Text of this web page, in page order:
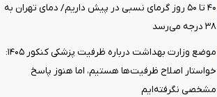
۴۰ تا ۵۰ روز گرمای نسبی در پیش داریم/ دمای تهران به
۳۸ درجه می‌رسد
موضع وزارت بهداشت درباره ظرفیت پزشکی کنکور ۱۴۰۵:
خواستار اصلاح ظرفیت‌ها هستیم، اما هنوز پاسخ
مشخصی نگرفته‌ایم